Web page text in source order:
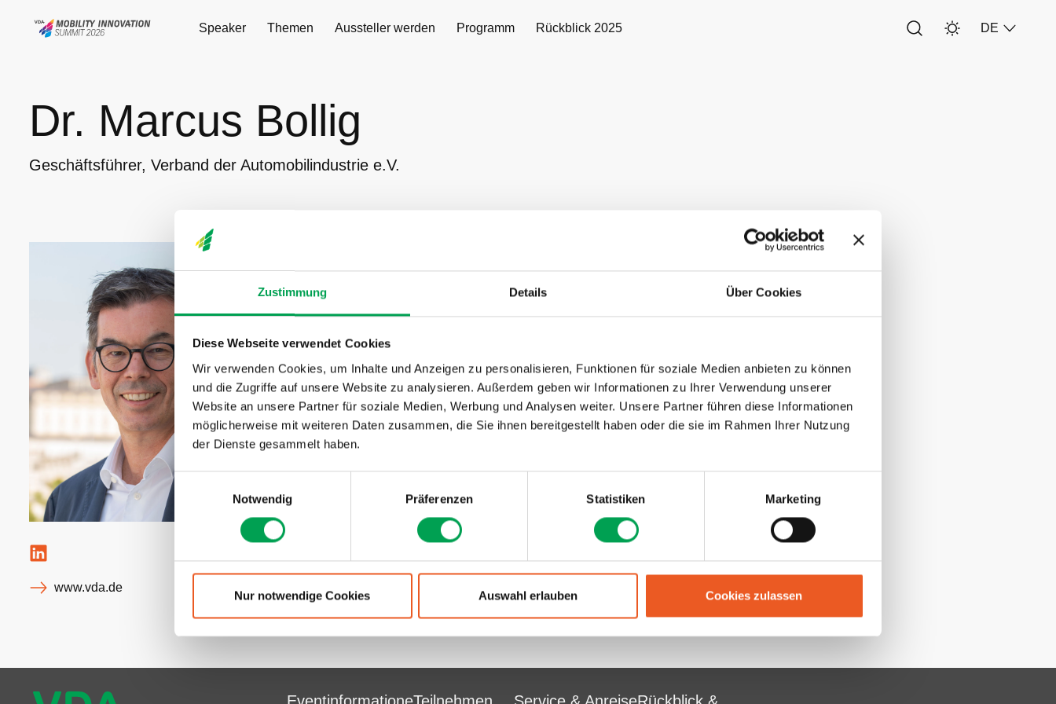
Zustimmung Details Über Cookies
Diese Webseite verwendet Cookies
Wir verwenden Cookies, um Inhalte und Anzeigen zu personalisieren, Funktionen für soziale Medien anbieten zu können
und die Zugriffe auf unsere Website zu analysieren. Außerdem geben wir Informationen zu Ihrer Verwendung unserer
Website an unsere Partner für soziale Medien, Werbung und Analysen weiter. Unsere Partner führen diese Informationen
möglicherweise mit weiteren Daten zusammen, die Sie ihnen bereitgestellt haben oder die sie im Rahmen Ihrer Nutzung
der Dienste gesammelt haben.
E
g
n
Notwendig Präferenzen Statistiken Marketing
Nur notwendige Cookies Auswahl erlauben Cookies zulassen
Speaker Themen Aussteller werden Programm Rückblick 2025 DE
Dr. Marcus Bollig
Geschäftsführer, Verband der Automobilindustrie e.V.
www.vda.de
Automobilindustrie (VDA). Er ist verantwortlich für den Geschäftsbereich „Produkt und
Wertschöpfung“. Nach einem Maschinenbaustudium und anschließender Promotion
an der RWTH Aachen zog es den gebürtigen Bonner 1998 zur BMW AG. Dort widmete
sich Dr. Marcus Bollig der Antriebsentwicklung, ab 2011 verantwortete er als
Hauptabteilungsleiter zunächst das Projekt „Neue Technologien und Elektrifizierung“.
„Efficient Dynamics“, „Forschung Gesamtfahrzeug“ und zuletzt „Prozess Antrieb“. Beim
VDA setzt Dr. Marcus Bollig seine Antriebs- und Gesamtfahrzeugkompetenz ein, um
zwischen den Interessen von Politik, Behörden und Herstellern beim Definieren
technischer Regulierungen zu vermitteln. Sein technologischer Schwerpunkt liegt
hierbei auf der Transformation zu klimaneutraler Mobilität und Digitalisierung.